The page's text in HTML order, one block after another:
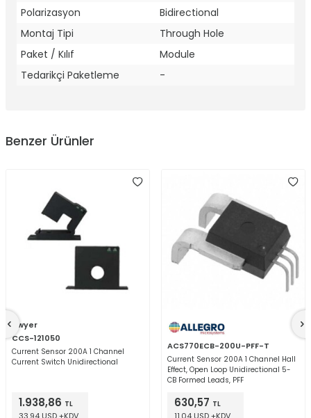
Polarizasyon
Bidirectional
Montaj Tipi
Through Hole
Paket / Kılıf
Module
Tedarikçi Paketleme
-
Benzer Ürünler
Dwyer
CCS-121050
Current Sensor 200A 1 Channel
Current Switch Unidirectional
1.938,86 TL
ACS770ECB-200U-PFF-T
Current Sensor 200A 1 Channel Hall
Effect, Open Loop Unidirectional 5-
CB Formed Leads, PFF
630,57 TL